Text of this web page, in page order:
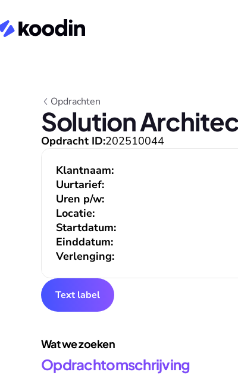
Opdrachten
Solution
Opdracht ID:202510044
Startdatum:
Einddatum:
Verlenging:
Klantnaam:
Uurtarief:
Uren p/w:
Locatie:
Text label
Wat we zoeken
Opdrachtomschrijving